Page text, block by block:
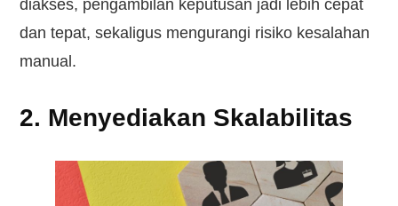
diakses, pengambilan keputusan jadi lebih cepat
dan tepat, sekaligus mengurangi risiko kesalahan
manual.
2. Menyediakan Skalabilitas